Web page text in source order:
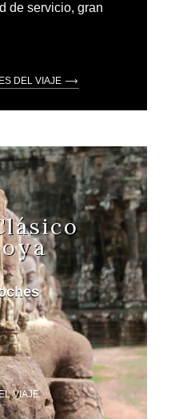
de servicio, gran
DEL VIAJE
VIAJE